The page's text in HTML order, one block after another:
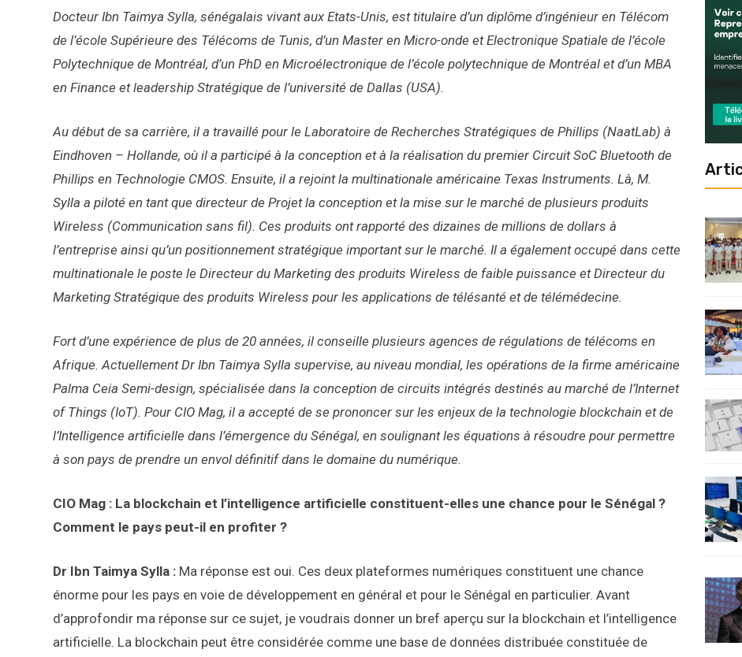
Docteur Ibn Taimya Sylla, sénégalais vivant aux Etats-Unis, est titulaire d’un diplôme d’ingénieur en Télécom
de l’école Supérieure des Télécoms de Tunis, d’un Master en Micro-onde et Electronique Spatiale de l’école
Polytechnique de Montréal, d’un PhD en Microélectronique de l’école polytechnique de Montréal et d’un MBA
en Finance et leadership Stratégique de l’université de Dallas (USA).
Au début de sa carrière, il a travaillé pour le Laboratoire de Recherches Stratégiques de Phillips (NaatLab) à
Eindhoven – Hollande, où il a participé à la conception et à la réalisation du premier Circuit SoC Bluetooth de
Phillips en Technologie CMOS. Ensuite, il a rejoint la multinationale américaine Texas Instruments. Là, M.
Sylla a piloté en tant que directeur de Projet la conception et la mise sur le marché de plusieurs produits
Wireless (Communication sans fil). Ces produits ont rapporté des dizaines de millions de dollars à
l’entreprise ainsi qu’un positionnement stratégique important sur le marché. Il a également occupé dans cette
multinationale le poste le Directeur du Marketing des produits Wireless de faible puissance et Directeur du
Marketing Stratégique des produits Wireless pour les applications de télésanté et de télémédecine.
Fort d’une expérience de plus de 20 années, il conseille plusieurs agences de régulations de télécoms en
Afrique. Actuellement Dr Ibn Taimya Sylla supervise, au niveau mondial, les opérations de la firme américaine
Palma Ceia Semi-design, spécialisée dans la conception de circuits intégrés destinés au marché de l’Internet
of Things (IoT). Pour CIO Mag, il a accepté de se prononcer sur les enjeux de la technologie blockchain et de
l’Intelligence artificielle dans l’émergence du Sénégal, en soulignant les équations à résoudre pour permettre
à son pays de prendre un envol définitif dans le domaine du numérique.
CIO Mag : La blockchain et l’intelligence artificielle constituent-elles une chance pour le Sénégal ?
Comment le pays peut-il en profiter ?
Dr Ibn Taimya Sylla : Ma réponse est oui. Ces deux plateformes numériques constituent une chance
énorme pour les pays en voie de développement en général et pour le Sénégal en particulier. Avant
d’approfondir ma réponse sur ce sujet, je voudrais donner un bref aperçu sur la blockchain et l’intelligence
artificielle. La blockchain peut être considérée comme une base de données distribuée constituée de